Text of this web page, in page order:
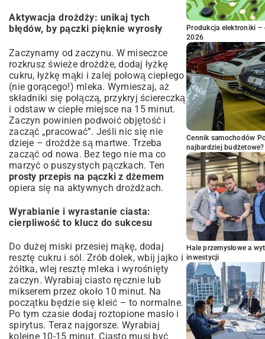
Aktywacja drożdży: unikaj tych
błędów, by pączki pięknie wyrosły
Zaczynamy od zaczynu. W miseczce
rozkrusz świeże drożdże, dodaj łyżkę
cukru, łyżkę mąki i zalej połową ciepłego
(nie gorącego!) mleka. Wymieszaj, aż
składniki się połączą, przykryj ściereczką
i odstaw w ciepłe miejsce na 15 minut.
Zaczyn powinien podwoić objętość i
zacząć „pracować”. Jeśli nic się nie
dzieje – drożdże są martwe. Trzeba
zacząć od nowa. Bez tego nie ma co
marzyć o puszystych pączkach. Ten
prosty przepis na pączki z dżemem
opiera się na aktywnych drożdżach.
Wyrabianie i wyrastanie ciasta:
cierpliwość to klucz do sukcesu
Do dużej miski przesiej mąkę, dodaj
resztę cukru i sól. Zrób dołek, wbij jajko i
żółtka, wlej resztę mleka i wyrośnięty
zaczyn. Wyrabiaj ciasto ręcznie lub
mikserem przez około 10 minut. Na
początku będzie się kleić – to normalne.
Po tym czasie dodaj roztopione masło i
spirytus. Teraz najgorsze. Wyrabiaj
kolejne 10-15 minut. Ciasto musi być
Produkcja elektroniki –
2026
Cennik samochodów
najbardziej budżetowe?
Hale przemysłowe a
inwestycji